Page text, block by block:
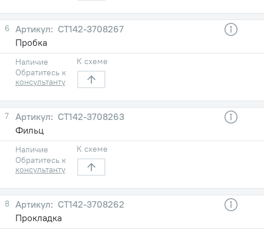
6
СТ142-3708267
Пробка
Наличие
Обратитесь к
консультанту
К схеме
7
СТ142-3708263
Фильц
Наличие
Обратитесь к
консультанту
К схеме
8
СТ142-3708262
Прокладка